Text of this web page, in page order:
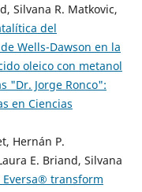
Silvana R. Matkovic,
del
Wells-Dawson en la
oleico con metanol
"Dr. Jorge Ronco":
en Ciencias
Hernán P.
E. Briand, Silvana
Eversa® transform